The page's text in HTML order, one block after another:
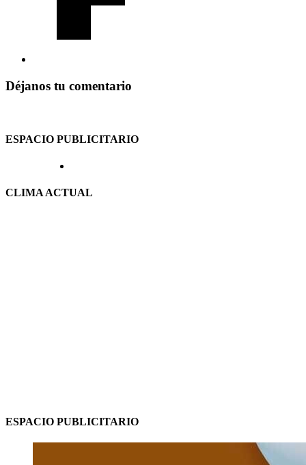
Déjanos tu comentario
ESPACIO PUBLICITARIO
CLIMA ACTUAL
ESPACIO PUBLICITARIO